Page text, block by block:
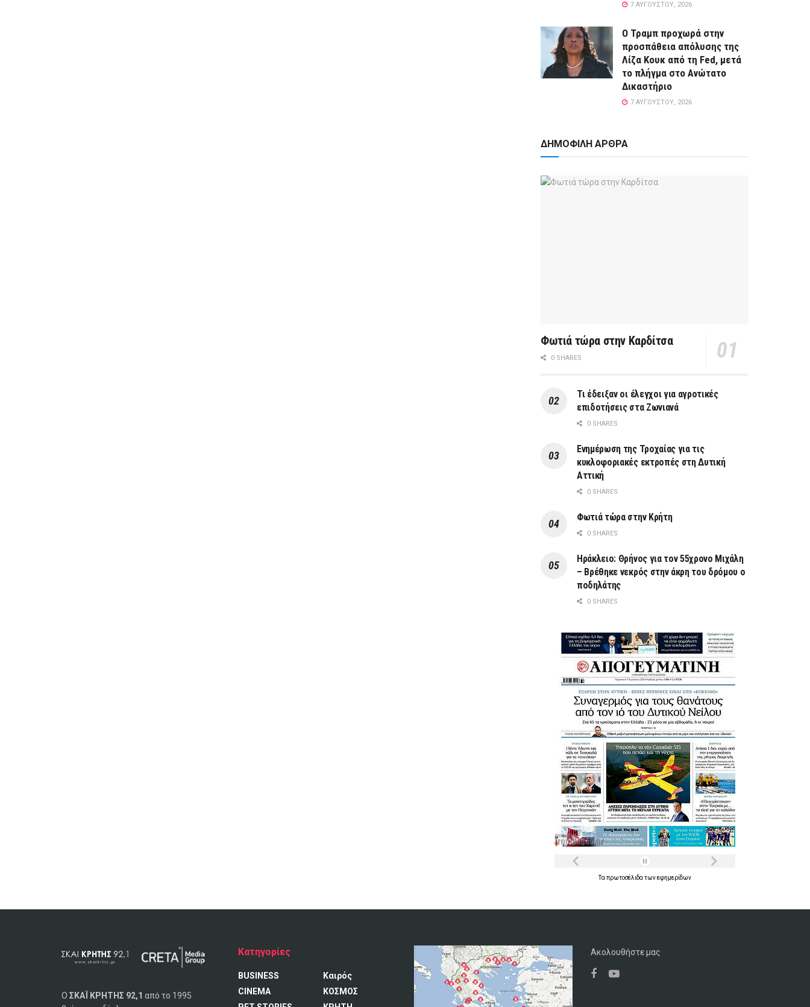
7 ΑΥΓΟΎΣΤΟΥ, 2026
Ο Τραμπ προχωρά στην
προσπάθεια απόλυσης της
Λίζα Κουκ από τη Fed, μετά
το πλήγμα στο Ανώτατο
Δικαστήριο
7 ΑΥΓΟΎΣΤΟΥ, 2026
ΔΗΜΟΦΙΛΗ ΑΡΘΡΑ
Φωτιά τώρα στην Καρδίτσα
0 SHARES
Τι έδειξαν οι έλεγχοι για αγροτικές
επιδοτήσεις στα Ζωνιανά
0 SHARES
Ενημέρωση της Τροχαίας για τις
κυκλοφοριακές εκτροπές στη Δυτική
Αττική
0 SHARES
Φωτιά τώρα στην Κρήτη
0 SHARES
Ηράκλειο: Θρήνος για τον 55χρονο Μιχάλη
– Βρέθηκε νεκρός στην άκρη του δρόμου ο
ποδηλάτης
0 SHARES
Τα πρωτοσέλιδα τωνεφημερίδων
Ο ΣΚΑΪ ΚΡΗΤΗΣ 92,1 από το 1995
Κατηγορίες
BUSINESS
CINEMA
Καιρός
ΚΟΣΜΟΣ
Ακολουθήστε μας